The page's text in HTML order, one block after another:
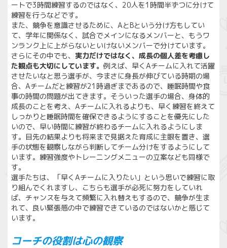
ートで3時間練習するのではなく、20人を1時間半ずつに分けて
練習を行うなどです。
また、競争を意識させるために、AとBという分け方もしてい
て、学年に関係なく、試合でメインになるメンバーと、もうワ
ンランク上に上がらないといけないメンバーで分けています。
さらにその中でも、 実力だけではなく、成長の個人差を考慮し
た観点も大切にしています。例えば、早くAチームに入れて活躍
させたいなと思う選手が、今まさに身長が伸びている時期の場
合、Aチームだと練習が21時過ぎまであるので、睡眠時間や食
事の時間の問題が出てきます。そういった選手の場合、身体的
成長のことを考え、Aチームに入れるよりも、早く練習を終えて
しっかりと睡眠時間を確保できるようにすることを優先にした
いので、早い時間に練習が終わるチームに入れるようにしま
す。目先の結果よりも将来まで見据えた育成に主眼を置き、選
手の状態を観察しながら判断してチーム分けをするようにして
います。練習強度やトレーニングメニューの立案なども同様で
す。
選手たちは、「早くAチームに入りたい」という思いで練習に取
り組んでくれますし、こちらも選手が必死に努力をしていれ
ば、チャンスを与えて頻繁に入れ替えもするので、競争が生ま
れて、良い緊張感の中で練習できているのではないかと感じて
います。
コーチの役割は心の観察